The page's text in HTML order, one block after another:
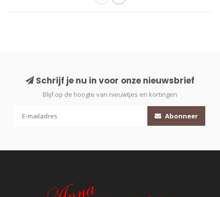
Schrijf je nu in voor onze nieuwsbrief
Blijf op de hoogte van nieuwtjes en kortingen
Abonneer